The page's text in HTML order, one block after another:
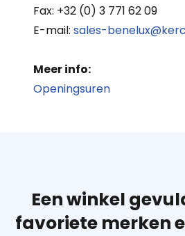
Fax: +32 (0) 3 771 62 09
E-mail: sales-
Meer info:
Openingsuren
Een winkel
favoriete merken